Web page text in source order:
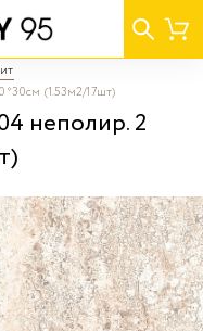
(1.53м2/17шт)
неполир. 2